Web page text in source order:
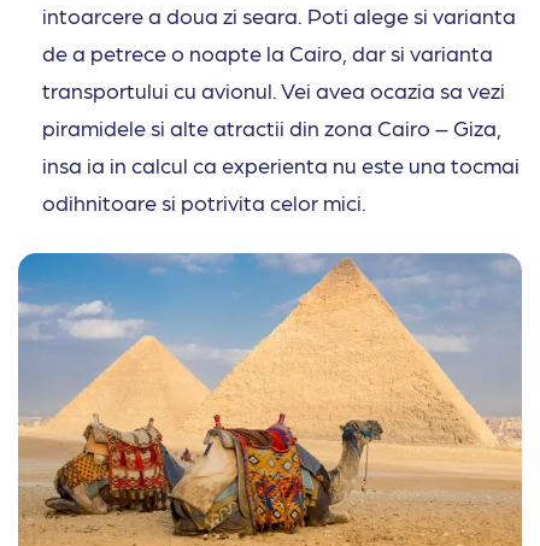
intoarcere a doua zi seara. Poti alege si varianta
de a petrece o noapte la Cairo, dar si varianta
transportului cu avionul. Vei avea ocazia sa vezi
piramidele si alte atractii din zona Cairo – Giza,
insa ia in calcul ca experienta nu este una tocmai
odihnitoare si potrivita celor mici.